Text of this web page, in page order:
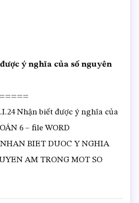
ý nghĩa của số nguyên
Nhận biết được ý nghĩa của
6 – file WORD
BIET DUOC Y NGHIA
AM TRONG MOT SO